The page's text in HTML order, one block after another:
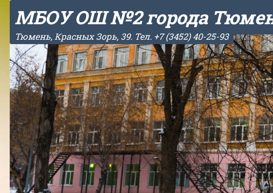
Skip to content
МБОУ ОШ №2 города
Тюмень, Красных Зорь, 39. Тел. +7 (3452) 40-25-93